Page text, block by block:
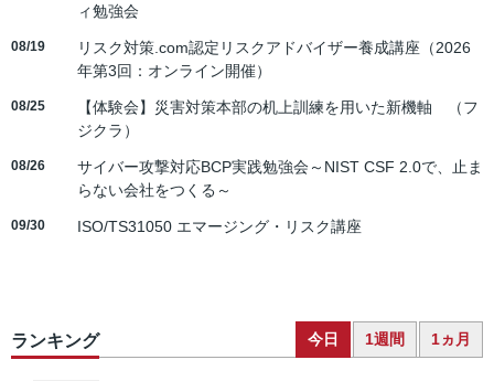
ィ勉強会
08/19
リスク対策.com認定リスクアドバイザー養成講座（2026
年第3回：オンライン開催）
08/25
【体験会】災害対策本部の机上訓練を用いた新機軸 （フ
ジクラ）
08/26
サイバー攻撃対応BCP実践勉強会～NIST CSF 2.0で、止ま
らない会社をつくる～
09/30 ISO/TS31050 エマージング・リスク講座
ランキング 今日 1週間 1ヵ月